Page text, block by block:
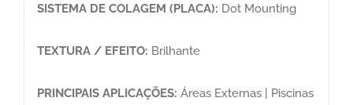
SISTEMA DE COLAGEM (PLACA): Dot Mounting
TEXTURA / EFEITO: Brilhante
PRINCIPAIS APLICAÇÕES: Áreas Externas | Piscinas